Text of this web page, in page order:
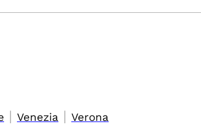
| Venezia | Verona